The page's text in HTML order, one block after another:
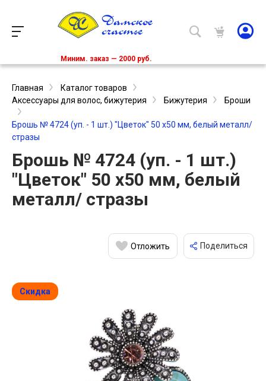
Миним. заказ — 2000 руб.
Главная
Каталог товаров
Аксессуары для волос, бижутерия
Бижутерия Броши
Брошь № 4724 (уп. - 1 шт.) "Цветок" 50 х50 мм, белый металл/
стразы
Брошь № 4724 (уп. - 1 шт.)
"Цветок" 50 х50 мм, белый
металл/ стразы
Отложить Поделиться
Скидка